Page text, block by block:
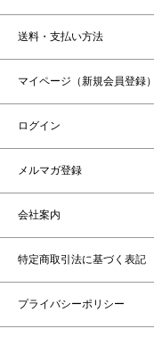
送料・支払い方法
マイページ（新規会員登録）
ログイン
メルマガ登録
会社案内
特定商取引法に基づく表記
プライバシーポリシー